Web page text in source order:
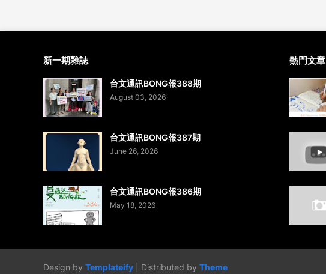
新一期雜誌
台文通訊BONG報388期
August 03, 2026
台文通訊BONG報387期
June 26, 2026
台文通訊BONG報386期
May 18, 2026
熱門文章
Design by Templateify | Distributed by Theme